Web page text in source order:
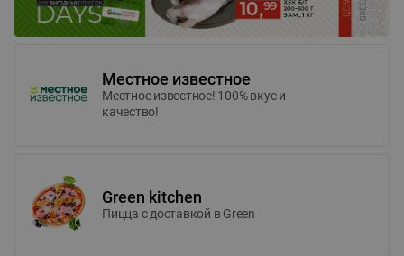
Местное известное
Местное известное! 100% вкус и
качество!
Green kitchen
Пицца c доставкой в Green